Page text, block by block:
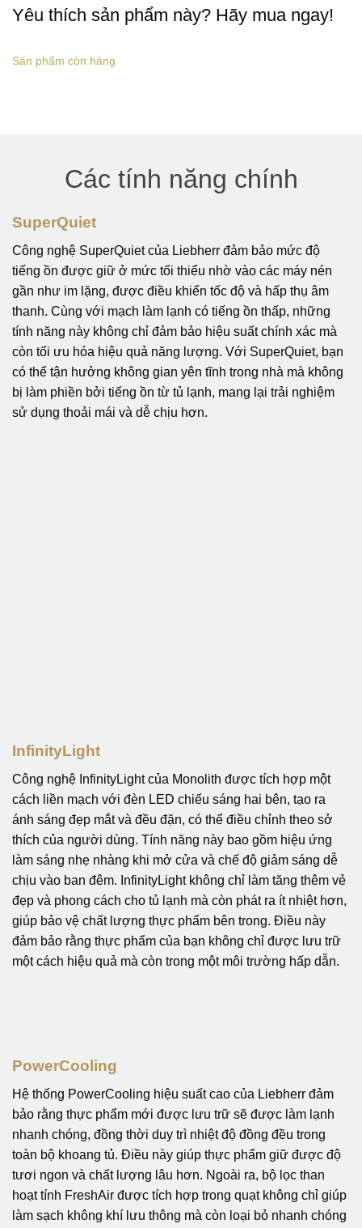
Yêu thích sản phẩm này? Hãy mua ngay!
Sản phẩm còn hàng
Các tính năng chính
SuperQuiet
Công nghệ SuperQuiet của Liebherr đảm bảo mức độ
tiếng ồn được giữ ở mức tối thiểu nhờ vào các máy nén
gần như im lặng, được điều khiển tốc độ và hấp thụ âm
thanh. Cùng với mạch làm lạnh có tiếng ồn thấp, những
tính năng này không chỉ đảm bảo hiệu suất chính xác mà
còn tối ưu hóa hiệu quả năng lượng. Với SuperQuiet, bạn
có thể tận hưởng không gian yên tĩnh trong nhà mà không
bị làm phiền bởi tiếng ồn từ tủ lạnh, mang lại trải nghiệm
sử dụng thoải mái và dễ chịu hơn.
InfinityLight
Công nghệ InfinityLight của Monolith được tích hợp một
cách liền mạch với đèn LED chiếu sáng hai bên, tạo ra
ánh sáng đẹp mắt và đều đặn, có thể điều chỉnh theo sở
thích của người dùng. Tính năng này bao gồm hiệu ứng
làm sáng nhẹ nhàng khi mở cửa và chế độ giảm sáng dễ
chịu vào ban đêm. InfinityLight không chỉ làm tăng thêm vẻ
đẹp và phong cách cho tủ lạnh mà còn phát ra ít nhiệt hơn,
giúp bảo vệ chất lượng thực phẩm bên trong. Điều này
đảm bảo rằng thực phẩm của bạn không chỉ được lưu trữ
một cách hiệu quả mà còn trong một môi trường hấp dẫn.
PowerCooling
Hệ thống PowerCooling hiệu suất cao của Liebherr đảm
bảo rằng thực phẩm mới được lưu trữ sẽ được làm lạnh
nhanh chóng, đồng thời duy trì nhiệt độ đồng đều trong
toàn bộ khoang tủ. Điều này giúp thực phẩm giữ được độ
tươi ngon và chất lượng lâu hơn. Ngoài ra, bộ lọc than
hoạt tính FreshAir được tích hợp trong quạt không chỉ giúp
làm sạch không khí lưu thông mà còn loại bỏ nhanh chóng